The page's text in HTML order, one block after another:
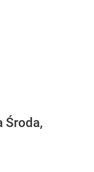
Środa,